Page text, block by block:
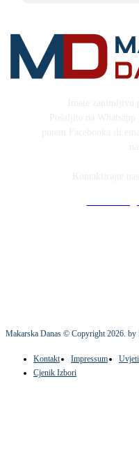
Makarska Danas © Copyright2026. by
Kontakt Impressum
Cjenik Izbori